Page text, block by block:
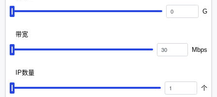
G
带宽
Mbps
IP数量
个